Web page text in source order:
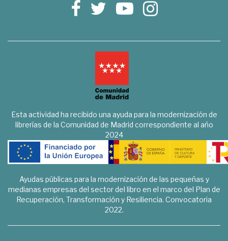
Esta actividad ha recibido una ayuda para la modernización de
librerías de la Comunidad de Madrid correspondiente al año
2024
Ayudas públicas para la modernización de las pequeñas y
medianas empresas del sector del libro en el marco del Plan de
Recuperación, Transformación y Resiliencia. Convocatoria
2022.